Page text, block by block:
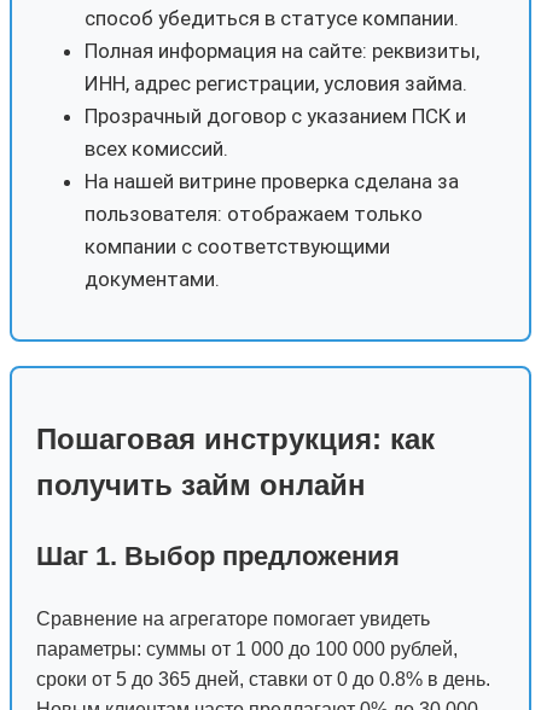
способ убедиться в статусе компании.
Полная информация на сайте: реквизиты,
ИНН, адрес регистрации, условия займа.
Прозрачный договор с указанием ПСК и
всех комиссий.
На нашей витрине проверка сделана за
пользователя: отображаем только
компании с соответствующими
документами.
Пошаговая инструкция: как
получить займ онлайн
Шаг 1. Выбор предложения
Сравнение на агрегаторе помогает увидеть
параметры: суммы от 1 000 до 100 000 рублей,
сроки от 5 до 365 дней, ставки от 0 до 0.8% в день.